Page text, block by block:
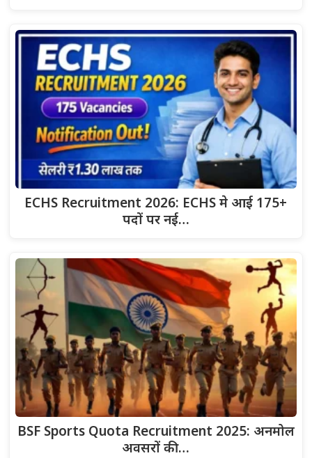
ECHS Recruitment 2026: ECHS मे आई 175+
पदों पर नई…
BSF Sports Quota Recruitment 2025: अनमोल
अवसरों की…